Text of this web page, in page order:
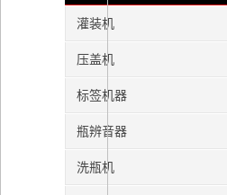
灌装机
压盖机
标签机器
瓶辨音器
洗瓶机